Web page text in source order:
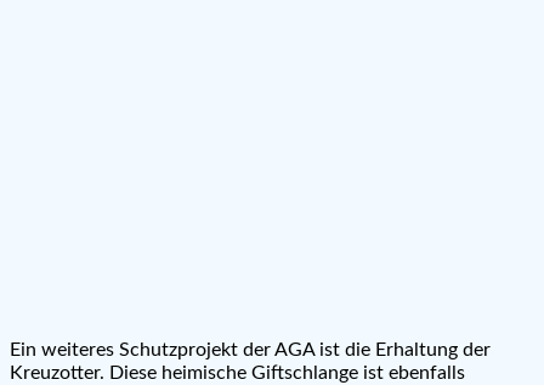
Ein weiteres Schutzprojekt der AGA ist die Erhaltung der
Kreuzotter. Diese heimische Giftschlange ist ebenfalls